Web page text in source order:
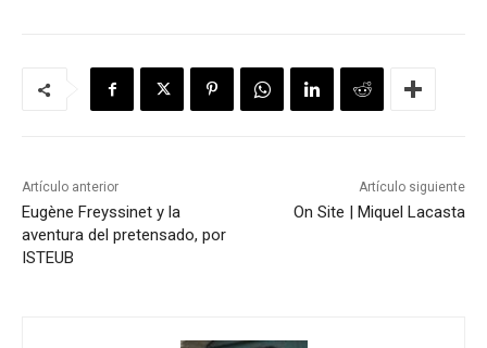
Artículo anterior
Eugène Freyssinet y la
aventura del pretensado, por
ISTEUB
Artículo siguiente
On Site | Miquel Lacasta